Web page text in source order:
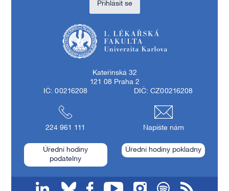
Přihlásit se
Kateřinská 32
121 08 Praha 2
IČ: 00216208
DIČ: CZ00216208
224 961 111 Napište nám
Úřední hodiny
podatelny
Úřední hodiny pokladny